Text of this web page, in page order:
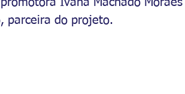
Ivana Machado
parceira do projeto.